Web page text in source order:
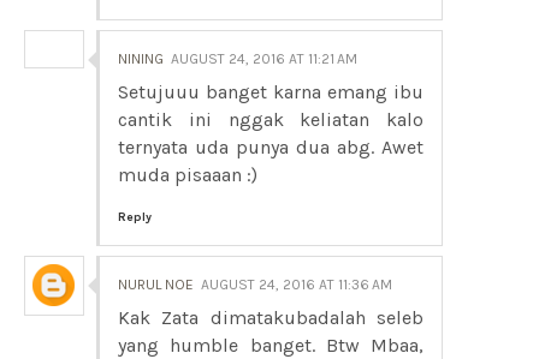
NINING AUGUST 24, 2016 AT 11:21 AM
Setujuuu banget karna emang ibu
cantik ini nggak keliatan kalo
ternyata uda punya dua abg. Awet
muda pisaaan :)
Reply
NURUL NOE AUGUST 24, 2016 AT 11:36 AM
Kak Zata dimatakubadalah seleb
yang humble banget. Btw Mbaa,